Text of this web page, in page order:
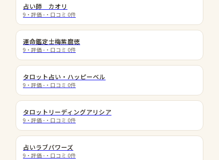
占い師 カオリ
9 ・評価 - ・口コミ 0件
運命鑑定士梅紫麿徳
9 ・評価 - ・口コミ 0件
タロット占い・ハッピーベル
9 ・評価 - ・口コミ 0件
タロットリーディングアリシア
9 ・評価 - ・口コミ 0件
占いラブパワーズ
9 ・評価 - ・口コミ 0件